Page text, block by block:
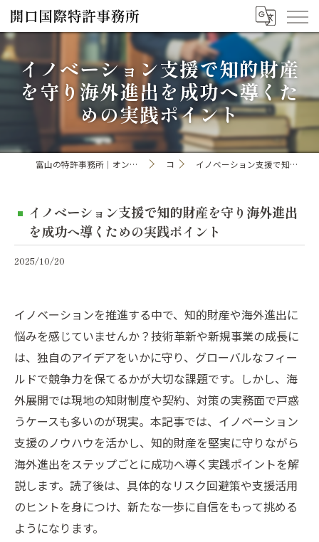
イノベーション支援で知的財産
を守り海外進出を成功へ導くた
めの実践ポイント
富山の特許事務所｜オンライン手続き・申請・出願なら「開口国際特許事務所」 コラム イノベーション支援で知的財産を守り海外進出を成功へ導くための実践ポイント
イノベーション支援で知的財産を守り海外進出
を成功へ導くための実践ポイント
2025/10/20
イノベーションを推進する中で、知的財産や海外進出に
悩みを感じていませんか？技術革新や新規事業の成長に
は、独自のアイデアをいかに守り、グローバルなフィー
ルドで競争力を保てるかが大切な課題です。しかし、海
外展開では現地の知財制度や契約、対策の実務面で戸惑
うケースも多いのが現実。本記事では、イノベーション
支援のノウハウを活かし、知的財産を堅実に守りながら
海外進出をステップごとに成功へ導く実践ポイントを解
説します。読了後は、具体的なリスク回避策や支援活用
のヒントを身につけ、新たな一歩に自信をもって挑める
ようになります。